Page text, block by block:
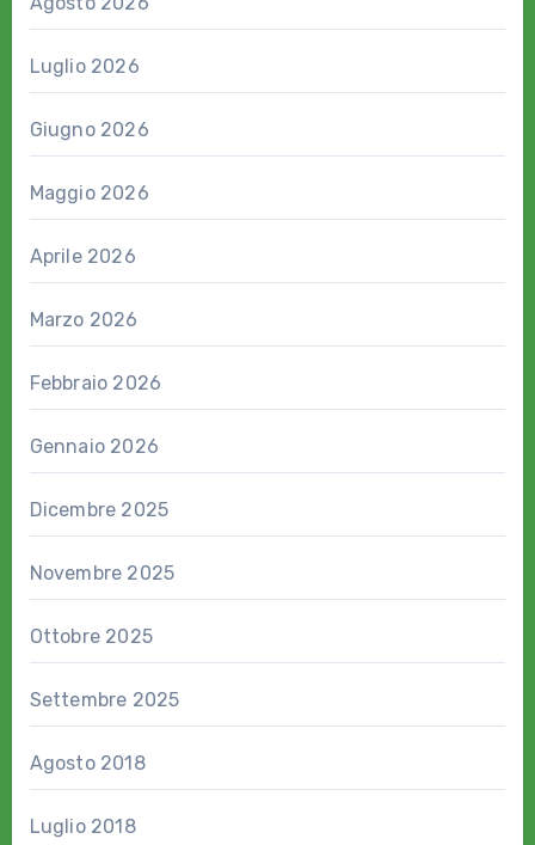
Luglio 2026
Giugno 2026
Maggio 2026
Aprile 2026
Marzo 2026
Febbraio 2026
Gennaio 2026
Dicembre 2025
Novembre 2025
Ottobre 2025
Settembre 2025
Agosto 2018
Luglio 2018